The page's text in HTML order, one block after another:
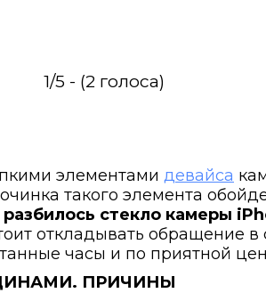
1/5 - (2 голоса)
элементами девайса
такого элемента
разбилось стекло камеры
откладывать обращение в
часы и по приятной
ПРИЧИНЫ